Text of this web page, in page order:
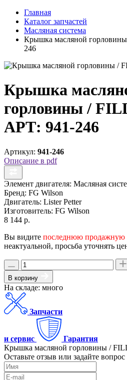
Главная
Каталог запчастей
Масляная система
Крышка масляной
246
Крышка
горловины /
АРТ: 941-246
Артикул: 941-246
Описание в pdf
Элемент двигателя: Масляная
Бренд: FG Wilson
Двигатель: Lister Petter
Изготовитель: FG Wilson
8 144 р.
Вы видите последнюю продажную
неактуальной, просьба уточнять
В корзину
На складе: много
Запчасти
и сервис
Гарантия
Крышка масляной горловины /
Оставьте отзыв или задайте вопрос